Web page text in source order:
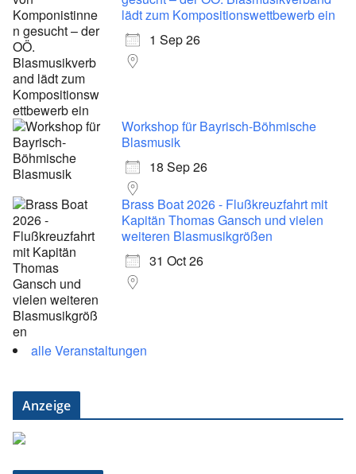
lädt zum Kompositionswettbewerb ein
1 Sep 26
Workshop für Bayrisch-Böhmische
Blasmusik
18 Sep 26
Brass Boat 2026 - Flußkreuzfahrt mit
Kapitän Thomas Gansch und vielen
weiteren Blasmusikgrößen
31 Oct 26
alle Veranstaltungen
Anzeige